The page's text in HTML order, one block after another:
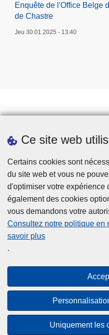
Ce site web
Certains cookies sont
du site web et vous ne
d'optimiser votre expérience
également des cookies
vous demandons votre
Consultez notre politique en
savoir plus
.
Uniquement les
Enquête de l'Office Belge
de Chastre
Jeu 30.01.2025 - 13:40
© 2026